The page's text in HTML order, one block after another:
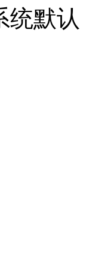
统默认